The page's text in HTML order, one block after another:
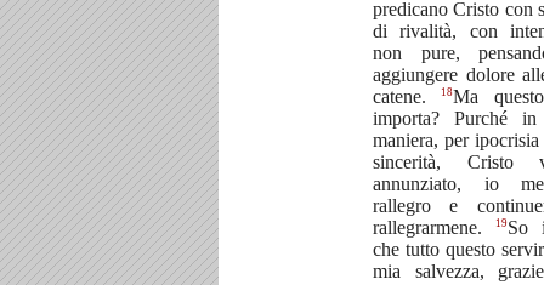
predicano Cristo con
di rivalità, con
non pure,
aggiungere dolore
catene.
18Ma
importa? Purché
maniera, per
sincerità, Cristo
annunziato, io
rallegro e
rallegrarmene.
19So
che tutto questo
mia salvezza,